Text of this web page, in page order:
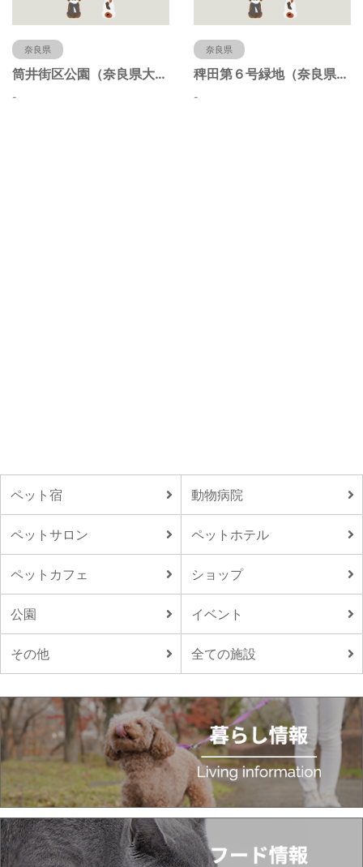
奈良県
筒井街区公園（奈良県大和郡山市）
-
奈良県
稗田第６号緑地（奈良県大和郡山市）
-
ペット宿 動物病院
ペットサロン ペットホテル
ペットカフェ ショップ
公園 イベント
その他 全ての施設